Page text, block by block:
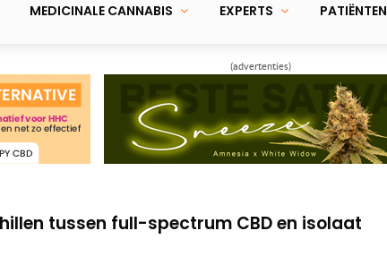
MEDICINALE CANNABIS EXPERTS PATIËNTEN
(advertenties)
positieve effect CBD op slaap,
tussen full-spectrum CBD en isolaat